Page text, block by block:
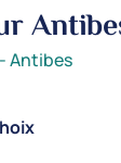
-Antibes